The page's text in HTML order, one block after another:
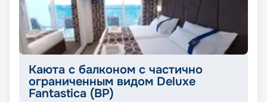
Каюта с балконом с частично
ограниченным видом Deluxe
Fantastica (BP)